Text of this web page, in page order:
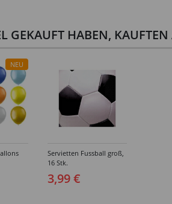
GEKAUFT HABEN, KAUFTEN
NEU
Pack,
Servietten Fussball groß,
16 Stk.
3,99 €